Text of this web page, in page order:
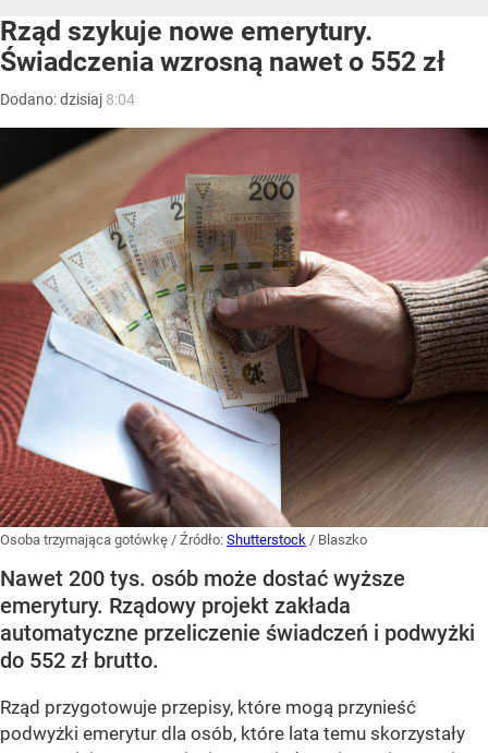
Rząd szykuje nowe emerytury.
Świadczenia wzrosną nawet o 552 zł
Dodano:dzisiaj 8:04
Osoba trzymająca gotówkę / Źródło: Shutterstock / Blaszko
Nawet 200 tys. osób może dostać wyższe
emerytury. Rządowy projekt zakłada
automatyczne przeliczenie świadczeń i podwyżki
do 552 zł brutto.
Rząd przygotowuje przepisy, które mogą przynieść
podwyżki emerytur dla osób, które lata temu skorzystały